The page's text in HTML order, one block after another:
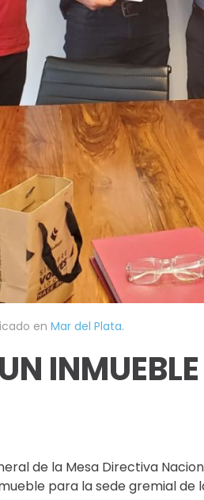
en Mar del Plata.
de la Mesa Directiva
para la sede gremial de